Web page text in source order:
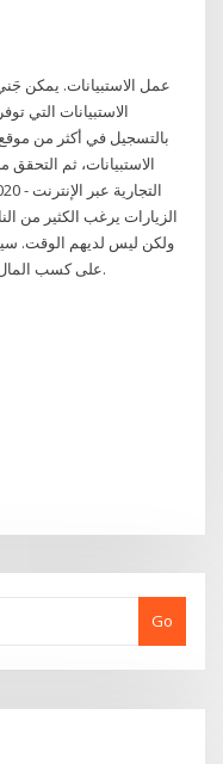
عمل الاستبيانات. يمكن
الاستبيانات التي
بالتسجيل في أكثر من
الاستبيانات، ثم
الزيارات يرغب الكثير من
ولكن ليس لديهم الوقت.
على كسب المال من المنزل دون الحاجة إلى العمل الجسدي.
Go